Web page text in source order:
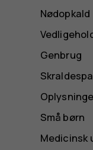
Nødopkald
Genbrug
Små børn
Medicinsk